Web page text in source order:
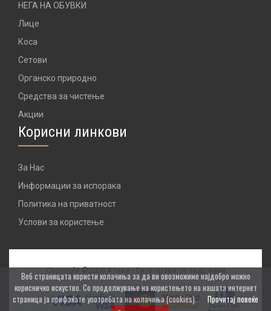
НЕГА НА ОБУВКИ
Лице
Коса
Сетови
Органско природно
Средства за чистење
Акции
Корисни линкови
За Нас
Информации за испорака
Политика на приватност
Услови за користење
Copyright ©2026 Атика - Сите права се задржани
Веб страницата користи колачиња за да ви овозможиме најдобро можно
корисничко искуство. Со продолжување на користењето на нашата интернет
страница ја прифаќате употребата на колачиња (cookies).
Прочитај повеќе